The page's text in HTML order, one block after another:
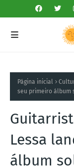
Página inicial
seu primeiro álbum
Lessa
álbum